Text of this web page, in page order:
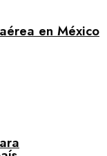
en México